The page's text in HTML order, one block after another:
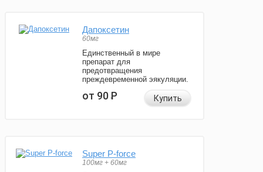
Дапоксетин
60мг
Единственный в мире
препарат для
предотвращения
преждевременной эякуляции.
от 90Р Купить
Super P-force
100мг + 60мг